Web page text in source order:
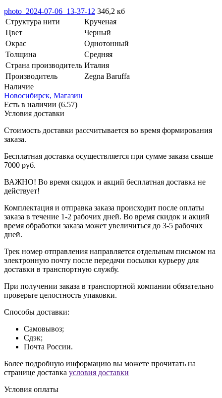
photo_2024-07-06_13-37-12 346,2 кб
Структура нити
Крученая
Цвет
Черный
Окрас
Однотонный
Толщина
Средняя
Страна производитель Италия
Производитель
Zegna Baruffa
Наличие
Новосибирск, Магазин
Есть в наличии (6.57)
Условия доставки
Стоимость доставки рассчитывается во время формирования
заказа.
Бесплатная доставка осуществляется при сумме заказа свыше
7000 руб.
ВАЖНО! Во время скидок и акций бесплатная доставка не
действует!
Комплектация и отправка заказа происходит после оплаты
заказа в течение 1-2 рабочих дней. Во время скидок и акций
время обработки заказа может увеличиться до 3-5 рабочих
дней.
Трек номер отправления направляется отдельным письмом на
электронную почту после передачи посылки курьеру для
доставки в транспортную службу.
При получении заказа в транспортной компании обязательно
проверьте целостность упаковки.
Способы доставки:
Самовывоз;
Сдэк;
Почта России.
Более подробную информацию вы можете прочитать на
странице доставка условия доставки
Условия оплаты